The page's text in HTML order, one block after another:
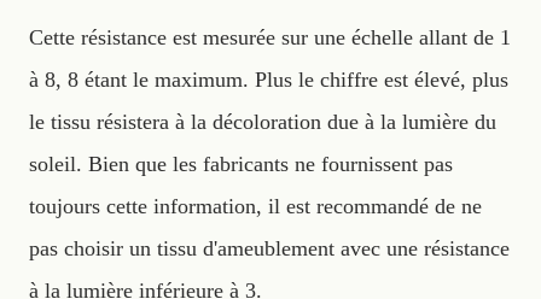
Cette résistance est mesurée sur une échelle allant de 1
à 8, 8 étant le maximum. Plus le chiffre est élevé, plus
le tissu résistera à la décoloration due à la lumière du
soleil. Bien que les fabricants ne fournissent pas
toujours cette information, il est recommandé de ne
pas choisir un tissu d'ameublement avec une résistance
à la lumière inférieure à 3.